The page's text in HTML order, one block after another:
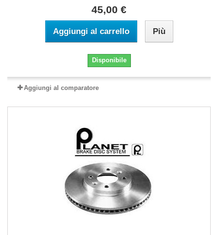
45,00 €
Aggiungi al carrello Più
Disponibile
Aggiungi al comparatore